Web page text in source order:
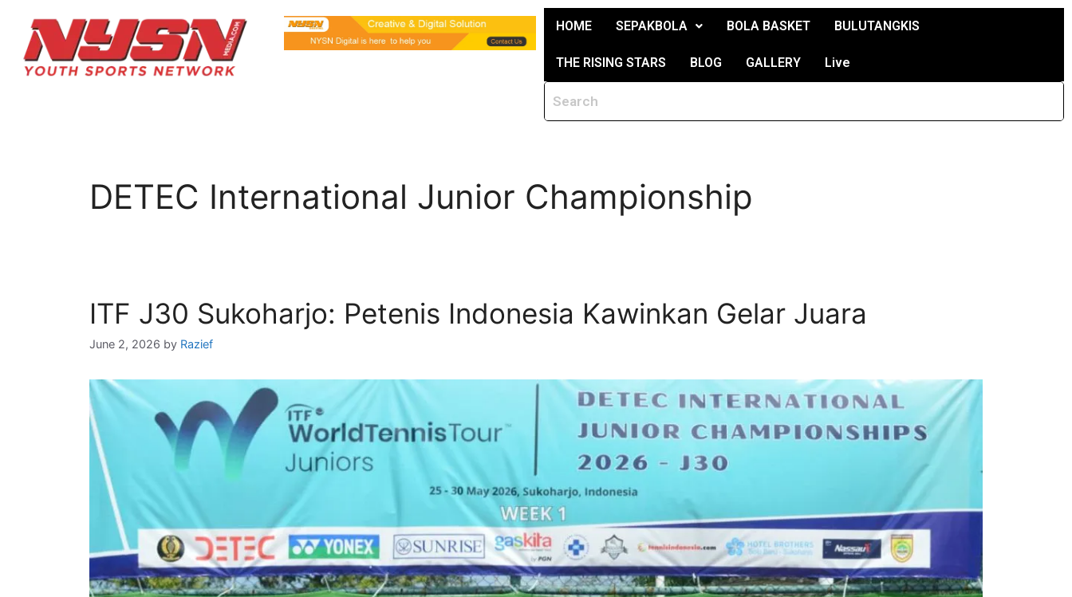
HOME SEPAKBOLA BOLA BASKET BULUTANGKIS
THE RISING STARS BLOG GALLERY Live
DETEC International Junior Championship
ITF J30 Sukoharjo: Petenis Indonesia Kawinkan Gelar Juara
June 2, 2026 by Razief